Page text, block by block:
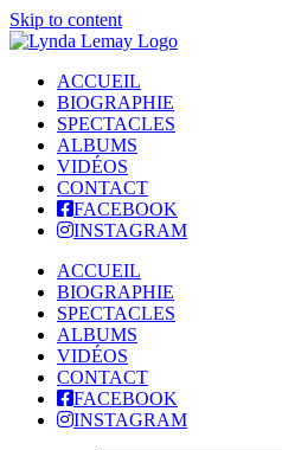
Skip to content
ACCUEIL
BIOGRAPHIE
SPECTACLES
ALBUMS
VIDÉOS
CONTACT
FACEBOOK
INSTAGRAM
ACCUEIL
BIOGRAPHIE
SPECTACLES
ALBUMS
VIDÉOS
CONTACT
FACEBOOK
INSTAGRAM